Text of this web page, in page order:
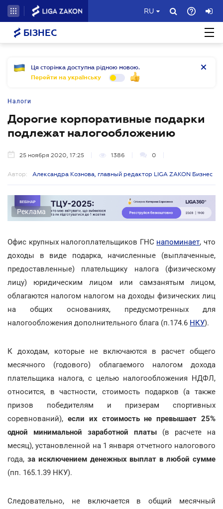
RU
БІЗНЕС
Ця сторінка доступна рідною мовою.
Перейти на українську
Налоги
Дорогие корпоративные подарки
подлежат налогообложению
25 ноября 2020, 17:25 1386 0
Автор: Александра Кознова, главный редактор LIGA ZAKON Бизнес
Реклама
Офис крупных налогоплательщиков ГНС напоминает, что
доходы в виде подарка, начисленные (выплаченные,
предоставленные) плательщику налога (физическому
лицу) юридическим лицом или самзанятым лицом,
облагаются налогом налогом на доходы физических лиц
на общих основаниях, предусмотренных для
налогообложения дополнительного блага (п.174.6 НКУ).
К доходам, которые не включаются в расчет общего
месячного (годового) облагаемого налогом дохода
плательщика налога, с целью налогообложения НДФЛ,
относится, в частности, стоимость подарков (а также
призов победителям и призерам спортивных
соревнований), если их стоимость не превышает 25%
одной минимальной заработной платы (в расчете на
месяц), установленной на 1 января отчетного налогового
года, за исключением денежных выплат в любой сумме
(пп. 165.1.39 НКУ).
Следовательно, не включается в общий месячный